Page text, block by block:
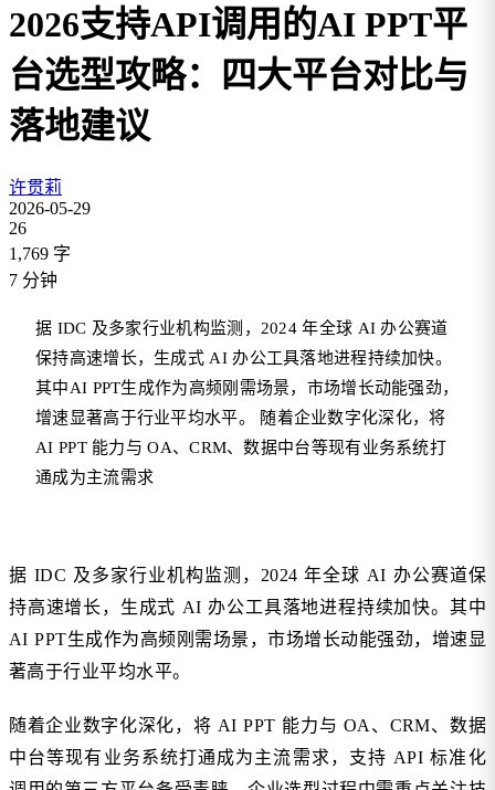
2026支持API调用的AI PPT平
台选型攻略：四大平台对比与
落地建议
许贯莉
2026-05-29
26
1,769 字
7 分钟
据 IDC 及多家行业机构监测，2024 年全球 AI 办公赛道
保持高速增长，生成式 AI 办公工具落地进程持续加快。
其中AI PPT生成作为高频刚需场景，市场增长动能强劲，
增速显著高于行业平均水平。 随着企业数字化深化，将
AI PPT 能力与 OA、CRM、数据中台等现有业务系统打
通成为主流需求
据 IDC 及多家行业机构监测，2024 年全球 AI 办公赛道保
持高速增长，生成式 AI 办公工具落地进程持续加快。其中
AI PPT生成作为高频刚需场景，市场增长动能强劲，增速显
著高于行业平均水平。
随着企业数字化深化，将 AI PPT 能力与 OA、CRM、数据
中台等现有业务系统打通成为主流需求，支持 API 标准化